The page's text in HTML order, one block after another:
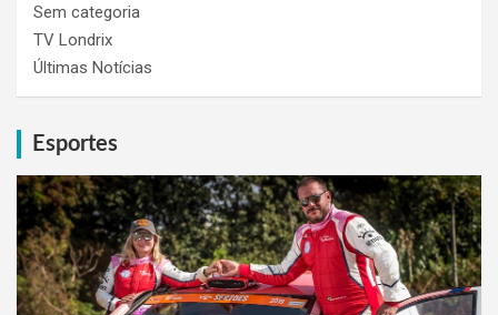
Sem categoria
TV Londrix
Últimas Notícias
Esportes